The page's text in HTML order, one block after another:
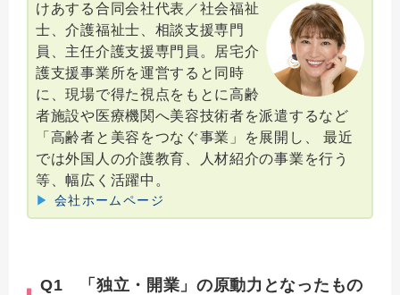
けあする合同会社代表／社会福祉
士、介護福祉士、相談支援専門
員、主任介護支援専門員。居宅介
護支援事業所を運営すると同時
に、現場で得た視点をもとに高齢
者施設や医療機関へ美容技術者を派遣するなど
「高齢者と美容をつなぐ事業」を展開し、 最近
では外国人の介護教育、人材紹介の事業を行う
等、幅広く活躍中。
▶ 会社ホームページ
Q1 「独立・開業」の原動力となったもの